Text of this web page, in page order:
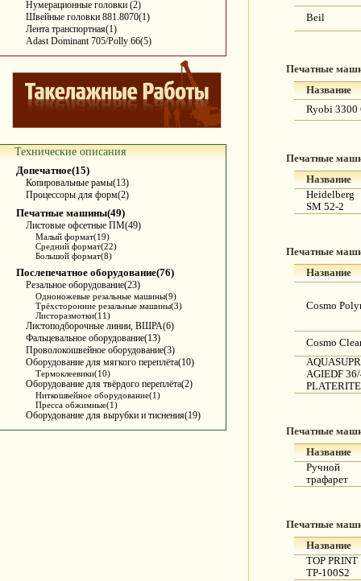
Нумерационные головки (2)
Швейные головки 881.8070(1)
Лента транспортная(1)
Adast Dominant 705/Polly 66(5)
Технические описания
Допечатное(15)
Копировальные рамы(13)
Процессоры для форм(2)
Печатные машины(49)
Листовые офсетные ПМ(49)
Малый формат(19)
Средний формат(22)
Большой формат(8)
Послепечатное оборудование(76)
Резальное оборудование(23)
Одноножевые резальные машины(9)
Трёхсторонние резальные машины(3)
Листоразмотки(11)
Листоподборочные линии, ВШРА(6)
Фальцевальное оборудование(13)
Проволокошвейное оборудование(3)
Оборудование для мягкого переплёта(10)
Термоклеевики(10)
Оборудование для твёрдого переплёта(2)
Ниткошвейное оборудование(1)
Пресса обжимные(1)
Оборудование для вырубки и тиснения(19)
Beil
Печатные
Название
Ryobi 3300
Печатные
Название
Heidelberg
SM 52-2
Печатные
Название
Cosmo
Cosmo
AGIEDF
Печатные
Название
Ручной
трафарет
Печатные
Название
TOP PRINT
TP-100S2